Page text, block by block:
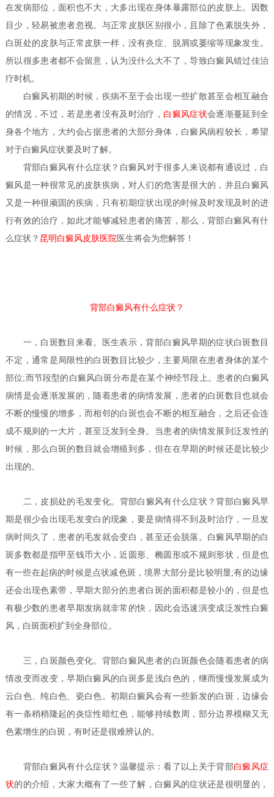
在发病部位，面积也不大，大多出现在身体暴露部位的皮肤上。因数
目少，轻易被患者忽视。与正常皮肤区别很小，且除了色素脱失外，
白斑处的皮肤与正常皮肤一样，没有炎症、脱屑或萎缩等现象发生。
所以很多患者都不会留意，认为没什么大不了，导致白癜风错过佳治
疗时机。
白癜风初期的时候，疾病不至于会出现一些扩散甚至会相互融合
的情况，不过，若是患者没有及时治疗， 白癜风症状会逐渐蔓延到全
身各个地方，大约会占据患者的大部分身体，白癜风病程较长，希望
对于白癜风症状要及时了解。
背部白癜风有什么症状？ 白癜风对于很多人来说都有通说过，白
癜风是一种很常见的皮肤疾病，对人们的危害是很大的，并且白癜风
又是一种很顽固的疾病，只有初期症状出现的时候及时发现及时的进
行有效的治疗，如此才能够减轻患者的痛苦，那么，背部白癜风有什
么症状？ 昆明白癜风皮肤医院 医生将会为您解答！
背部白癜风有什么症状？
一，白斑数目来看。医生表示，背部白癜风早期的症状白斑数目
不定，通常是局限性的白斑数目比较少，主要局限在患者身体的某个
部位;而节段型的白癜风白斑分布是在某个神经节段上。患者的白癜风
病情是会逐渐发展的，随着患者的病情发展，患者的白斑数目也就会
不断的慢慢的增多，而相邻的白斑也会不断的相互融合，之后还会连
成不规则的一大片，甚至泛发到全身。当患者的病情发展到泛发性的
时候，那么白斑的数目就会增殖到多，但在在早期的时候还是比较少
出现的。
二，皮损处的毛发变化。 背部白癜风有什么症状？背部白癜风早
期是很少会出现毛发变白的现象，要是病情得不到及时治疗，一旦发
病时间久了，患者的毛发就会变白，甚至还会脱落。白癜风早期的白
斑多数都是指甲至钱币大小，近圆形、椭圆形或不规则形状，但是也
有一些在起病的时候是点状减色斑，境界大部分是比较明显;有的边缘
还会出现色素带，早期大部分的患者白斑的面积都是较小的，但是也
有极少数的患者早期发病就非常的快，因此会迅速演变成泛发性白癜
风，白斑面积扩到全身部位。
三，白斑颜色变化。背部白癜风患者的白斑颜色会随着患者的病
情改变而改变，早期白癜风的白斑多是浅白色的，继而慢慢发展成为
云白色、纯白色、瓷白色。初期白癜风会有一些新发的白斑，边缘会
有一条稍稍隆起的炎症性暗红色，能够持续数周，部分边界模糊又无
色素增生的白斑，有时还是很难辨认的。
背部白癜风有什么症状？ 温馨提示：看了以上关于背部白癜风症
状的的介绍，大家大概有了一些了解，白癜风的症状还是很明显的，